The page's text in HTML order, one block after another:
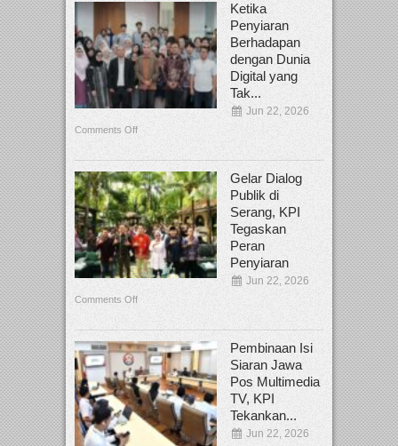
Ketika
Penyiaran
Berhadapan
dengan Dunia
Digital yang
Tak...
Jun 22, 2026
Comments Off
Gelar Dialog
Publik di
Serang, KPI
Tegaskan
Peran
Penyiaran
Jun 22, 2026
Comments Off
Pembinaan Isi
Siaran Jawa
Pos Multimedia
TV, KPI
Tekankan...
Jun 22, 2026